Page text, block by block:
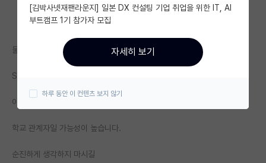
미국 유학 게시판
미국 대학원 합격 후기 게시판
대학원생 모집 게시판
연구실(PI) 홍보 게시판
석박사 채용 정보 게시판
임용 정보 게시판
물론 할일 없는 대학원생일 수도 있지만,
SPK, YK, IST 대학원생들이 그렇게 한가하지 않죠.
이 학교들은 서열에 관계없이 대기업 이상 쉽게 취업하고요.
학교 관계자일 가능성이 높습니다.
순진하게 생각하지 마시길
[김박사넷재팬라운지] 일본 DX 컨설팅 기업 취업을 위한 IT, AI
부트캠프 1기 참가자 모집
자세히 보기
하루 동안 이 컨텐츠 보지 않기